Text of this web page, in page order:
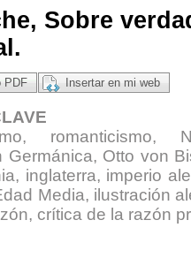
Sobre
PDF Insertar en mi web
Germánica, Otto von
inglaterra, imperio
Media, ilustración
crítica de la razón